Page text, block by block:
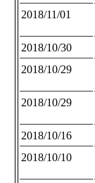
2018/11/01
2018/10/30
2018/10/29
2018/10/29
2018/10/16
2018/10/10